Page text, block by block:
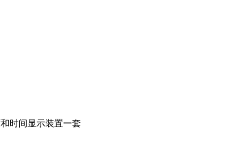
时间显示装置一套